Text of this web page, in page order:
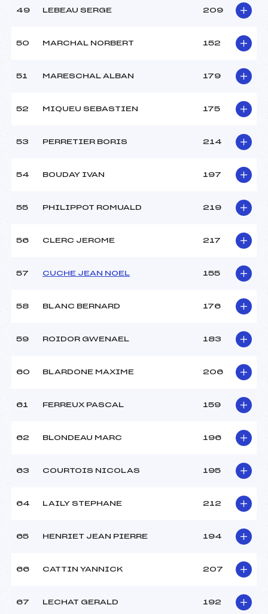
49 LEBEAU SERGE 209
50 MARCHAL NORBERT 152
51 MARESCHAL ALBAN 179
52 MIQUEU SEBASTIEN 175
53 PERRETIER BORIS 214
54 BOUDAY IVAN 197
55 PHILIPPOT ROMUALD 219
56 CLERC JEROME 217
57 CUCHE JEAN NOEL 155
58 BLANC BERNARD 176
59 ROIDOR GWENAEL 183
60 BLARDONE MAXIME 206
61 FERREUX PASCAL 159
62 BLONDEAU MARC 196
63 COURTOIS NICOLAS 195
64 LAILY STEPHANE 212
65 HENRIET JEAN PIERRE 194
66 CATTIN YANNICK 207
67 LECHAT GERALD 192